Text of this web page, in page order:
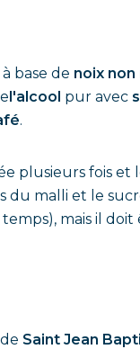
base de noix non
l'alcool pur avec
.
plusieurs fois et
du malli et le
mais il
Saint Jean